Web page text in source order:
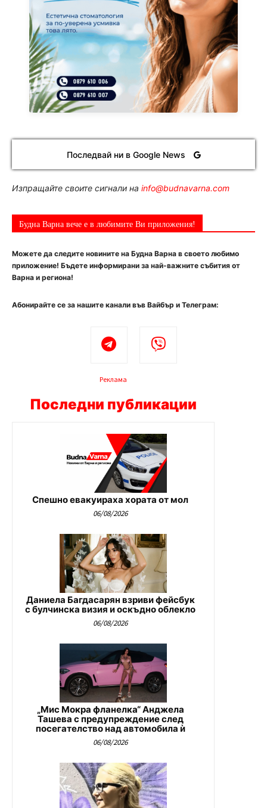
Последвай ни в Google News
Изпращайте своите сигнали на info@budnavarna.com
Будна Варна вече е в любимите Ви приложения!
Можете да следите новините на Будна Варна в своето любимо
приложение! Бъдете информирани за най-важните събития от
Варна и региона!
Абонирайте се за нашите канали във Вайбър и Телеграм:
Реклама
Последни публикации
Спешно евакуираха хората от мол
06/08/2026
Даниела Багдасарян взриви фейсбук
с булчинска визия и оскъдно облекло
06/08/2026
„Мис Мокра фланелка“ Анджела
Ташева с предупреждение след
посегателство над автомобила ѝ
06/08/2026